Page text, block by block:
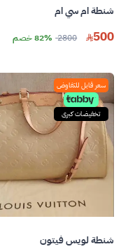
شنطة ام سي ام
500
2800 82% خصم
سعر قابل للتفاوض
تخفيضات كبرى
شنطة لويس فيتون